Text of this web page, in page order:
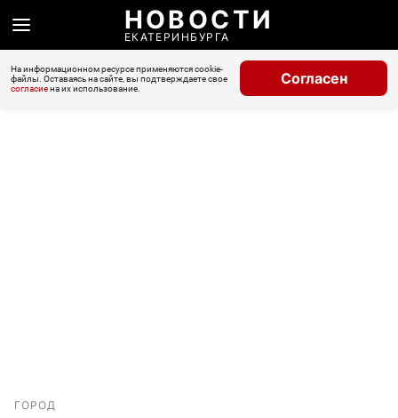
НОВОСТИ
ЕКАТЕРИНБУРГА
На информационном ресурсе применяются cookie-
файлы. Оставаясь на сайте, вы подтверждаете свое
согласиена их использование.
Согласен
ГОРОД